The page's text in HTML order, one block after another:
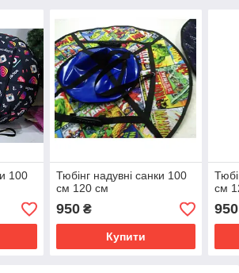
100
Тюбінг надувні санки 100
см 120 см
950₴
Купити
см
950